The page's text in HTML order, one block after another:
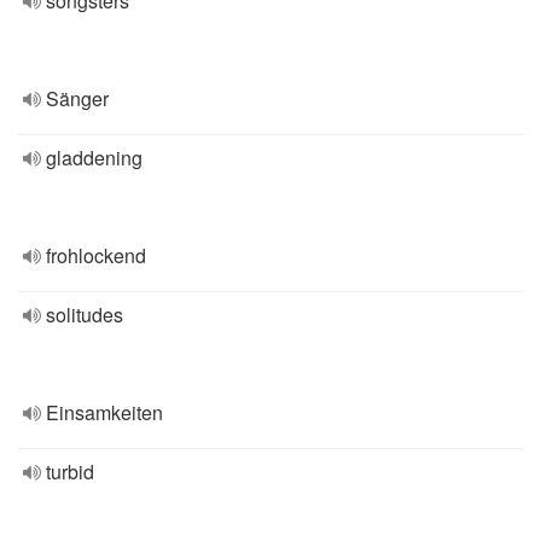
Sänger
gladdening
frohlockend
solitudes
Einsamkeiten
turbid